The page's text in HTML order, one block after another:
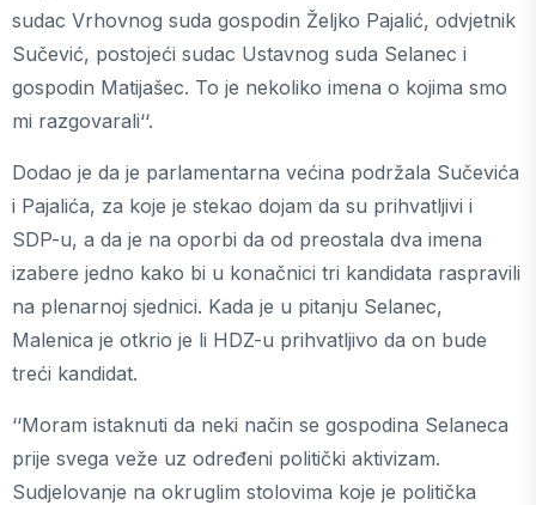
sudac Vrhovnog suda gospodin Željko Pajalić, odvjetnik
Sučević, postojeći sudac Ustavnog suda Selanec i
gospodin Matijašec. To je nekoliko imena o kojima smo
mi razgovarali‘‘.
Dodao je da je parlamentarna većina podržala Sučevića
i Pajalića, za koje je stekao dojam da su prihvatljivi i
SDP-u, a da je na oporbi da od preostala dva imena
izabere jedno kako bi u konačnici tri kandidata raspravili
na plenarnoj sjednici. Kada je u pitanju Selanec,
Malenica je otkrio je li HDZ-u prihvatljivo da on bude
treći kandidat.
‘‘Moram istaknuti da neki način se gospodina Selaneca
prije svega veže uz određeni politički aktivizam.
Sudjelovanje na okruglim stolovima koje je politička